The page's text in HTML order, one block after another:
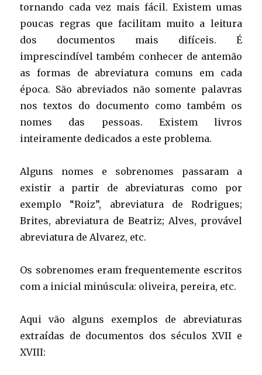
tornando cada vez mais fácil. Existem umas
poucas regras que facilitam muito a leitura
dos documentos mais difíceis. É
imprescindível também conhecer de antemão
as formas de abreviatura comuns em cada
época. São abreviados não somente palavras
nos textos do documento como também os
nomes das pessoas. Existem livros
inteiramente dedicados a este problema.
Alguns nomes e sobrenomes passaram a
existir a partir de abreviaturas como por
exemplo “Roiz”, abreviatura de Rodrigues;
Brites, abreviatura de Beatriz; Alves, provável
abreviatura de Alvarez, etc.
Os sobrenomes eram frequentemente escritos
com a inicial minúscula: oliveira, pereira, etc.
Aqui vão alguns exemplos de abreviaturas
extraídas de documentos dos séculos XVII e
XVIII: